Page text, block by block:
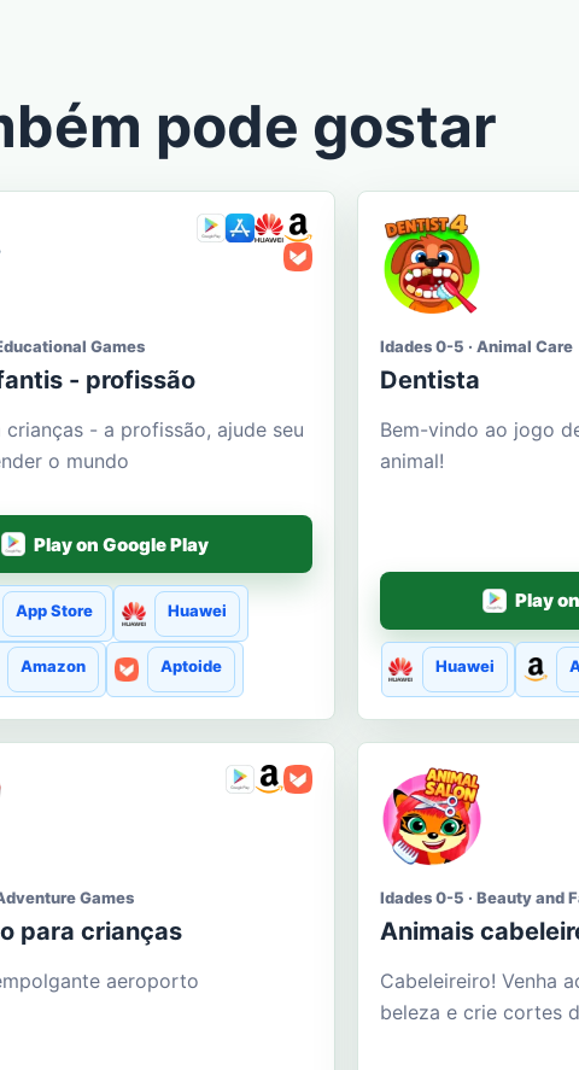
pode gostar
Games
- profissão
- a profissão, ajude seu
o mundo
Play on Google Play
App Store Huawei
Amazon Aptoide
Idades 0-5 · Animal Care
Dentista
Bem-vindo ao jogo
animal!
Play
Huawei
Games
para crianças
aeroporto
Idades 0-5 · Beauty and
Animais
Cabeleireiro! Venha
beleza e crie cortes